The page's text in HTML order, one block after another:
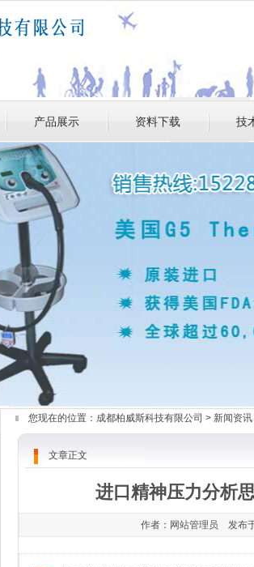
产品展示 资料下载 技
您现在的位置： 成都柏威斯科技有限公司 > 新闻资讯
文章正文
进口精神压力分析
作者：网站管理员 发布